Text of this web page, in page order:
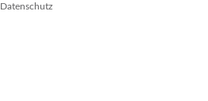
Datenschutz